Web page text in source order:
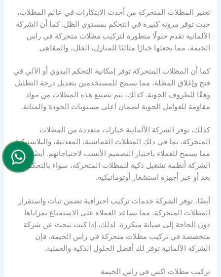
تعتبر المظلات المتحركة من أحدث الابتكارات في عالم المظلات،
حيث توفر مرونة كبيرة في التحكم بمستوى الظل. كما أن الشركة
الألمانية تقدم حلولًا متطورة لتركيب مظلات متحركة في راس
الخيمة، مما يجعلها خيارًا مثاليًا للمنازل، الفلل، والمقاهي.
كما أن المظلات المتحركة توفر إمكانية التحكم اليدوي أو الآلي في
فتح وإغلاق المظلة، مما يسمح للمستخدمين بتعديل درجة التظليل
وفقًا للظروف الجوية. كذلك، يتم تصنيع هذه المظلات من مواد
مقاومة للعوامل الجوية لضمان أعلى مستويات الجودة والمتانة.
كذلك، توفر الشركة الألمانية خيارات متعددة من المظلات
المتحركة، بما في ذلك المظلات القماشية، المعدنية، والبلاستيكية،
مما يسمح للعملاء باختيار التصميم الأنسب لاحتياجاتهم. أيضًا، توفر
الشركة أنظمة تشغيل ذكية للمظلات المتحركة، سواء بالتحكم عن
بعد أو عبر أجهزة استشعار أوتوماتيكية.
أيضًا، توفر الشركة خدمات تركيب احترافية تضمن ثبات واستقرار
المظلات المتحركة، مما يساعد العملاء على الاستمتاع بمزاياها
دون الحاجة إلى صيانة متكررة. لذلك، إذا كنت تبحث عن شركة
متخصصة في تركيب مظلات متحركة في راس الخيمة، فإن
الشركة الألمانية توفر لك أفضل الحلول الذكية والعملية.
تركيب مظلات اكس في راس الخيمة